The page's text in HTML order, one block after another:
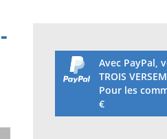
-
Avec PayPal,
TROIS
Pour les
€